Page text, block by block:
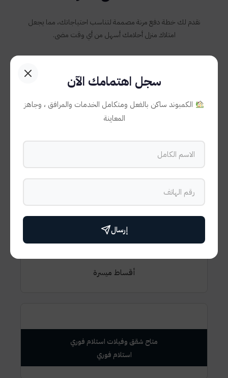
نقدم لك خطة دفع مرنة مصممة لتناسب احتياجاتك، مما يجعل
امتلاك منزل أحلامك أسهل من أي وقت مضى.
10%
7
7 سنين اقساط
أقساط ميسرة
متاح شقق وفيلات استلام فوري
سجل اهتمامك الآن
الكمبوند ساكن بالفعل ومتكامل الخدمات والمرافق ، وجاهز
المعاينة
إرسال